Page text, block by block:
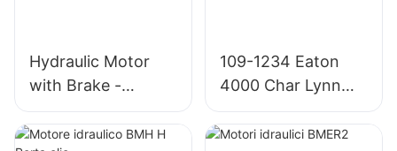
Hydraulic Motor
with Brake -
OMT/BMT Series
109-1234 Eaton
4000 Char Lynn
4K-310 Motore
idraulico